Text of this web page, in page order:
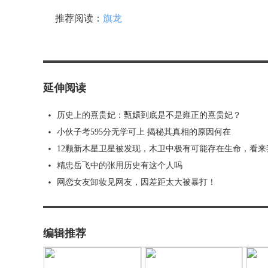
推荐阅读： 旗龙
延伸阅读
历史上的熹贵妃：甄嬛到底是不是雍正的熹贵妃？
小伙子考595分无学可上 揭秘其真相的原因何在
12颗新木星卫星被发现，木卫中极有可能存在生命，看来
精忠岳飞中的张用历史有这个人吗
网恋女友卸妆见网友，因差距太大被暴打！
编辑推荐